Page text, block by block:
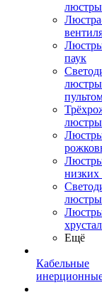
люстры
паук
люстры
низких
люстры
Ещё
Кабельные